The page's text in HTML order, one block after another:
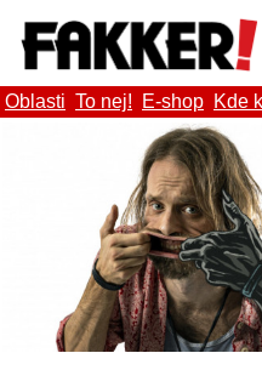
Oblasti To nej! E-shop Kde